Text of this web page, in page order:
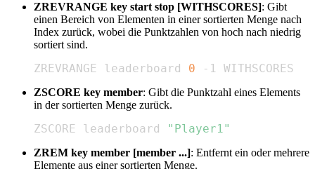
ZREVRANGE key start stop [WITHSCORES]: Gibt
einen Bereich von Elementen in einer sortierten Menge nach
Index zurück, wobei die Punktzahlen von hoch nach niedrig
sortiert sind.
ZREVRANGE leaderboard 0 -1 WITHSCORES
ZSCORE key member: Gibt die Punktzahl eines Elements
in der sortierten Menge zurück.
ZSCORE leaderboard "Player1"
ZREM key member [member ...]: Entfernt ein oder mehrere
Elemente aus einer sortierten Menge.